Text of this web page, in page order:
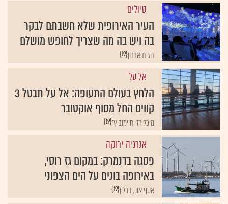
טיולים
העיר האירופית שלא חשבתם לבקר
בה ויש בה מה שצריך לחופש מושלם
{19}חגית אברון
אל על
הלחץ בעולם התעופה: אל על תבטל 3
קווים החל מסוף אוקטובר
{19}מיכל רז-חיימוביץ'
אנרגיה ירוקה
פסגה בדנמרק: במקום גז רוסי,
באירופה בונים על הים הצפוני
{19}אסף אוני, ברלין